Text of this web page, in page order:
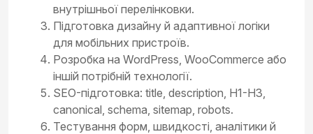
внутрішньої перелінковки.
Підготовка дизайну й адаптивної логіки
для мобільних пристроїв.
Розробка на WordPress, WooCommerce або
іншій потрібній технології.
SEO-підготовка: title, description, H1-H3,
canonical, schema, sitemap, robots.
Тестування форм, швидкості, аналітики й